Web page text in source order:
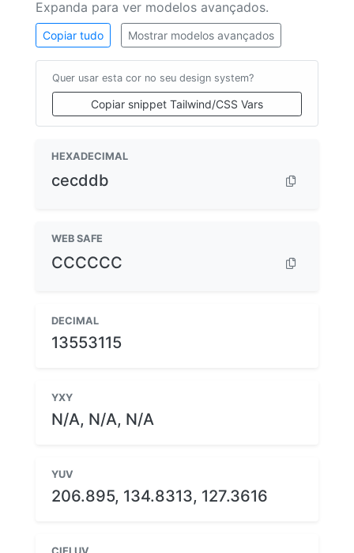
Expanda para ver modelos avançados.
Copiar tudo Mostrar modelos avançados
Quer usar esta cor no seu design system?
Copiar snippet Tailwind/CSS Vars
HEXADECIMAL
cecddb
WEB SAFE
CCCCCC
DECIMAL
13553115
YXY
N/A, N/A, N/A
YUV
206.895, 134.8313, 127.3616
CIELUV